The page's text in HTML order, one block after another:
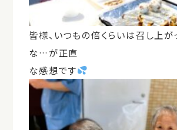
皆様、いつもの倍くらいは召し上が
な…が正直
な感想です